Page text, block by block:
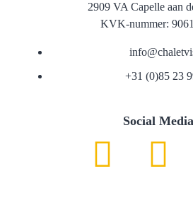
2909 VA Capelle aan
KVK-nummer:
+31 (0)85 23
Social Media